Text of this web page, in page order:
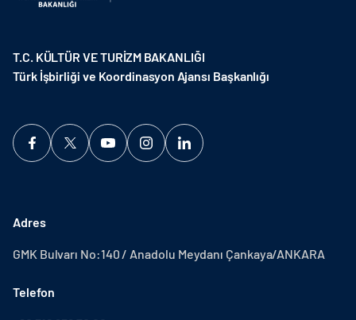
T.C. KÜLTÜR VE TURİZM BAKANLIĞI
Türk İşbirliği ve Koordinasyon Ajansı Başkanlığı
Adres
GMK Bulvarı No:140 / Anadolu Meydanı Çankaya/ANKARA
Telefon